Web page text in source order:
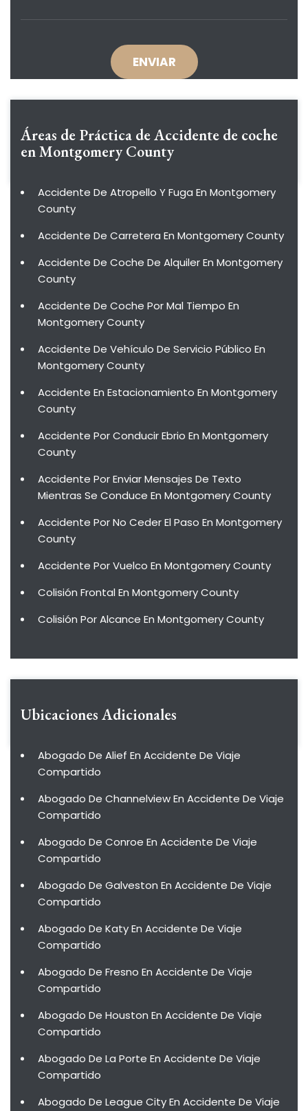
Áreas de Práctica deAccidente de coche
en Montgomery County
Accidente De Atropello Y Fuga En Montgomery
County
Accidente De Carretera En Montgomery County
Accidente De Coche De Alquiler En Montgomery
County
Accidente De Coche Por Mal Tiempo En
Montgomery County
Accidente De Vehículo De Servicio Público En
Montgomery County
Accidente En Estacionamiento En Montgomery
County
Accidente Por Conducir Ebrio En Montgomery
County
Accidente Por Enviar Mensajes De Texto
Mientras Se Conduce En Montgomery County
Accidente Por No Ceder El Paso En Montgomery
County
Accidente Por Vuelco En Montgomery County
Colisión Frontal En Montgomery County
Colisión Por Alcance En Montgomery County
Ubicaciones Adicionales
Abogado De Alief En Accidente De Viaje
Compartido
Abogado De Channelview En Accidente De Viaje
Compartido
Abogado De Conroe En Accidente De Viaje
Compartido
Abogado De Galveston En Accidente De Viaje
Compartido
Abogado De Katy En Accidente De Viaje
Compartido
Abogado De Fresno En Accidente De Viaje
Compartido
Abogado De Houston En Accidente De Viaje
Compartido
Abogado De La Porte En Accidente De Viaje
Compartido
Abogado De League City En Accidente De Viaje